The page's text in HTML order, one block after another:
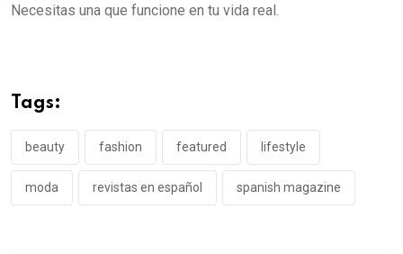
Necesitas una que funcione en tu vida real.
Tags:
beauty fashion featured lifestyle
moda revistas en español spanish magazine